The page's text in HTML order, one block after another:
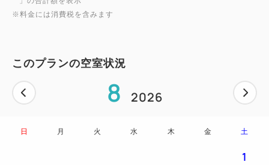
児 (布団・食事不要)」で人数をご入力下さい。
にてお支払いください。
※他のご宿泊プランでは小学生の添い寝はお受けして
おりません。
までご予約いただけます。
※料金には消費税を含みます
このプランの空室状況
8 2026
日 月 火 水 木 金 土
1